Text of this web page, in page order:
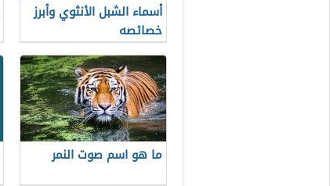
أسماء الشبل الأنثوي وأبرز
خصائصه
ما هو اسم صوت النمر